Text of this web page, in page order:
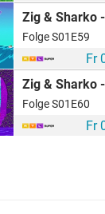
Zig & Sharko
Folge S01E59
Fr
Zig & Sharko
Folge S01E60
Fr